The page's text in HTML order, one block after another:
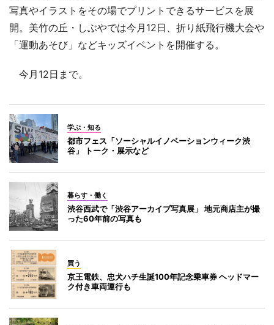
写真やイラストをその場でプリントできるサービスを展
開。美竹の丘・しぶやでは今月12日、折り紙飛行機大会や
「運動あそび」などキッズイベントを開催する。
今月12日まで。
学ぶ・知る
都市フェス「ソーシャルイノベーションウィーク渋
谷」 トーク・展示など
暮らす・働く
渋谷西武で「渋谷アーカイブ写真展」 地元商店主が撮
った60年前の写真も
買う
京王電鉄、忠犬ハチ生誕100年記念乗車券 ヘッドマー
ク付き車両運行も